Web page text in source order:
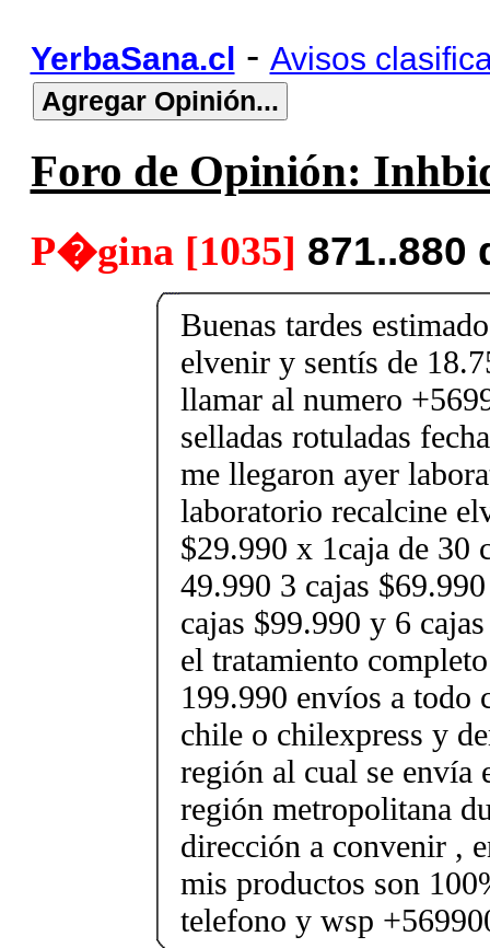
YerbaSana.cl - Avisos
Foro de Opinión:
P�gina [1035] 871..880
Buenas tardes
elvenir y sentís de
llamar al numero
selladas rotuladas
me llegaron ayer
laboratorio recalcine
$29.990 x 1caja de 30
49.990 3 cajas
cajas $99.990 y 6
el tratamiento
199.990 envíos a todo
chile o chilexpress y
región al cual se envía
región metropolitana
dirección a convenir ,
mis productos son
telefono y wsp